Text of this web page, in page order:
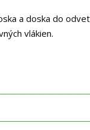
a doska do
vlákien.